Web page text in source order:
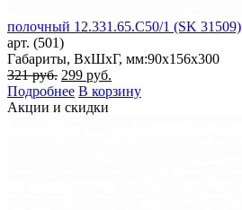
полочный 12.331.65.С50/1 (SK 31509)
арт. (501)
Габариты, ВxШxГ, мм:90x156x300
321руб. Первоначальная
цена
составляла
299 руб.
цена:
Подробнее В корзину
Акции и скидки